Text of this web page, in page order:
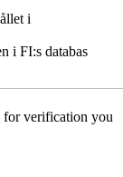
i
i FI:s databas
for verification you